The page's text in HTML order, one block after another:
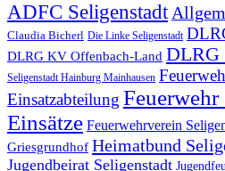
ADFC Seligenstadt
Claudia Bicherl Die Linke Seligenstadt
DLRG KV Offenbach-Land DLRG
Seligenstadt Hainburg Mainhausen
Einsatzabteilung
Einsätze Feuerwehrverein
Griesgrundhof Heimatbund
Jugendbeirat Seligenstadt